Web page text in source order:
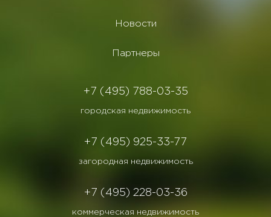
Новости
Партнеры
+7 (495) 788-03-35
городская недвижимость
+7 (495) 925-33-77
загородная недвижимость
+7 (495) 228-03-36
коммерческая недвижимость